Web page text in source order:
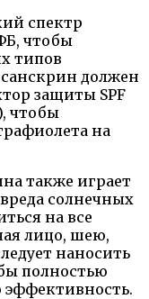
спектр
чтобы
типов
должен
защиты SPF
чтобы
на
также играет
солнечных
на все
лицо, шею,
наносить
полностью
эффективность.